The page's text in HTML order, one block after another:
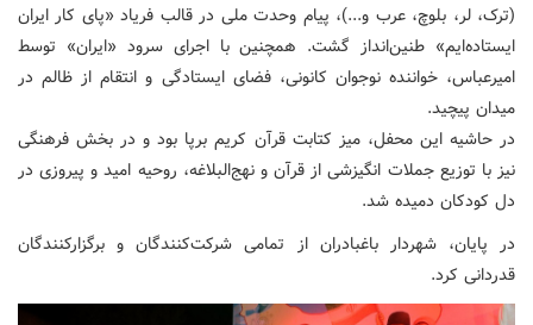
(ترک، لر، بلوچ، عرب و...)، پیام وحدت ملی در قالب فریاد «پای کار ایران
ایستاده‌ایم» طنین‌انداز گشت. همچنین با اجرای سرود «ایران» توسط
امیرعباس، خواننده نوجوان کانونی، فضای ایستادگی و انتقام از ظالم در
میدان پیچید.
در حاشیه این محفل، میز کتابت قرآن کریم برپا بود و در بخش فرهنگی
نیز با توزیع جملات انگیزشی از قرآن و نهج‌البلاغه، روحیه امید و پیروزی در
دل کودکان دمیده شد.
در پایان، شهردار باغبادران از تمامی شرکت‌کنندگان و برگزارکنندگان
قدردانی کرد.